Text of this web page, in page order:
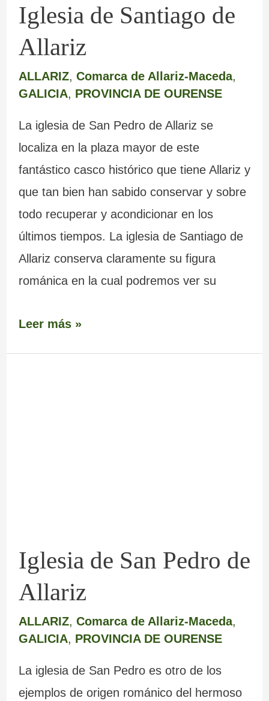
Iglesia de Santiago de
Allariz
ALLARIZ, Comarca de Allariz-Maceda,
GALICIA, PROVINCIA DE OURENSE
La iglesia de San Pedro de Allariz se
localiza en la plaza mayor de este
fantástico casco histórico que tiene Allariz y
que tan bien han sabido conservar y sobre
todo recuperar y acondicionar en los
últimos tiempos. La iglesia de Santiago de
Allariz conserva claramente su figura
románica en la cual podremos ver su
Leer más »
Iglesia de San Pedro de
Allariz
ALLARIZ, Comarca de Allariz-Maceda,
GALICIA, PROVINCIA DE OURENSE
La iglesia de San Pedro es otro de los
ejemplos de origen románico del hermoso